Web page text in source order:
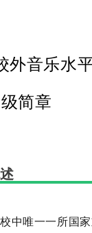
外音乐水
简章
中唯一一所国